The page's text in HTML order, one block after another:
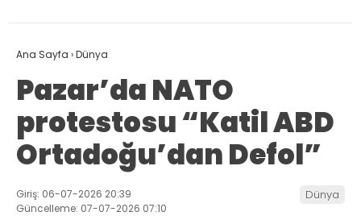
Ana Sayfa ›Dünya
Pazar’da NATO
protestosu “Katil ABD
Ortadoğu’dan Defol”
Giriş: 06-07-2026 20:39
Güncelleme: 07-07-2026 07:10
Dünya